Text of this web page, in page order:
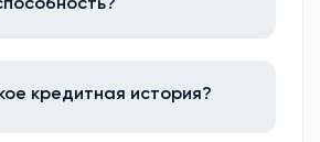
кредитная история?